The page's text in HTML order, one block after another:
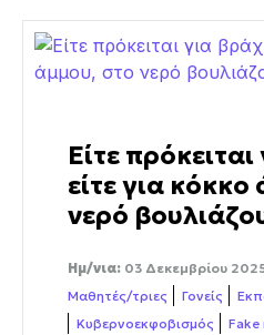
Είτε
είτε για
νερό
Ημ/νια: 03 Δεκεμβρίου
Μαθητές/τριες Γονείς
Κυβερνοεκφοβισμός
Fake